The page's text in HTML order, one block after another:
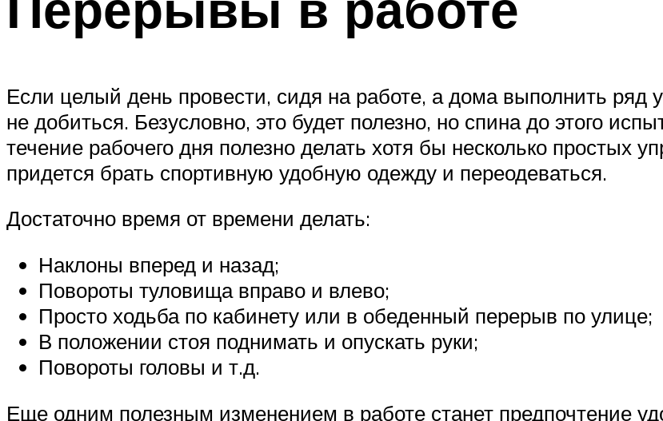
Если целый день провести, сидя на работе, а дома выполнить
не добиться. Безусловно, это будет полезно, но спина до этого
течение рабочего дня полезно делать хотя бы несколько простых
придется брать спортивную удобную одежду и переодеваться.
Достаточно время от времени делать:
Наклоны вперед и назад;
Повороты туловища вправо и влево;
Просто ходьба по кабинету или в обеденный перерыв по улице;
В положении стоя поднимать и опускать руки;
Повороты головы и т.д.
Еще одним полезным изменением в работе станет предпочтение